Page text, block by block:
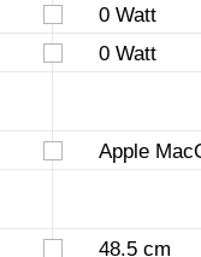
0 Watt
0 Watt
Apple
48.5 cm